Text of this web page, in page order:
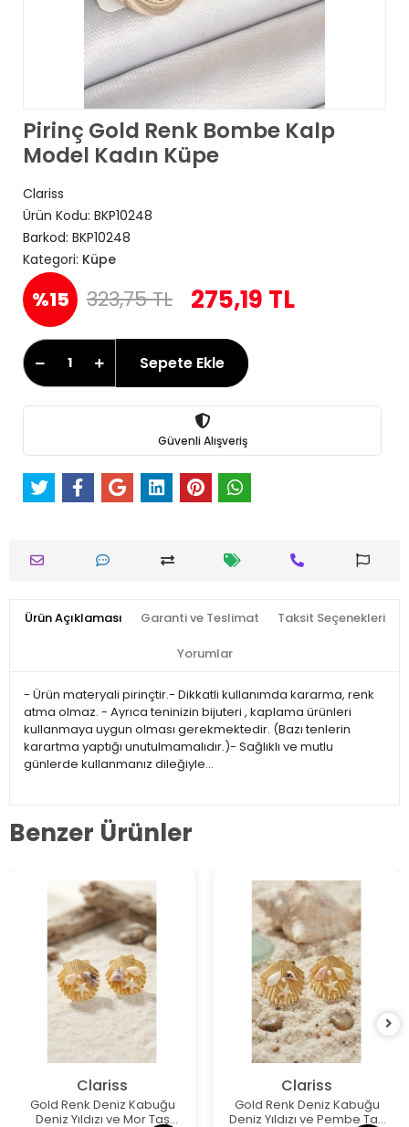
Pirinç Gold Renk Bombe Kalp
Model Kadın Küpe
Clariss
Ürün Kodu: BKP10248
Barkod: BKP10248
Kategori: Küpe
%15 323,75 TL 275,19 TL
Sepete Ekle
Güvenli Alışveriş
Ürün Açıklaması Garanti ve Teslimat Taksit Seçenekleri
Yorumlar
- Ürün materyali pirinçtir.- Dikkatli kullanımda kararma, renk
atma olmaz. - Ayrıca teninizin bijuteri , kaplama ürünleri
kullanmaya uygun olması gerekmektedir. (Bazı tenlerin
karartma yaptığı unutulmamalıdır.)- Sağlıklı ve mutlu
günlerde kullanmanız dileğiyle…
Benzer Ürünler
Clariss
Gold Renk Deniz Kabuğu
Deniz Yıldızı ve Mor Taş
Clariss
Gold Renk Deniz Kabuğu
Deniz Yıldızı ve Pembe Taş